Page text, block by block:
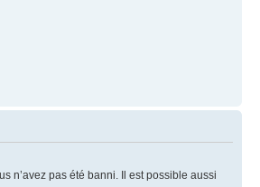
n’avez pas été banni. Il est possible aussi